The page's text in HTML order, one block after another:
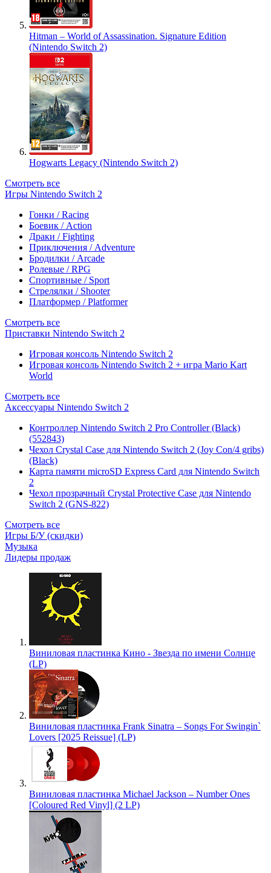
Hitman – World of Assassination. Signature Edition
(Nintendo Switch 2)
Hogwarts Legacy (Nintendo Switch 2)
Смотреть все
Игры Nintendo Switch 2
Гонки / Racing
Боевик / Action
Драки / Fighting
Приключения / Adventure
Бродилки / Arcade
Ролевые / RPG
Спортивные / Sport
Стрелялки / Shooter
Платформер / Platformer
Смотреть все
Приставки Nintendo Switch 2
Игровая консоль Nintendo Switch 2
Игровая консоль Nintendo Switch 2 + игра Mario Kart
World
Смотреть все
Аксессуары Nintendo Switch 2
Контроллер Nintendo Switch 2 Pro Controller (Black)
(552843)
Чехол Сrystal Сase для Nintendo Switch 2 (Joy Con/4 gribs)
(Black)
Карта памяти microSD Express Card для Nintendo Switch
2
Чехол прозрачный Crystal Protective Case для Nintendo
Switch 2 (GNS-822)
Смотреть все
Игры Б/У (скидки)
Музыка
Лидеры продаж
Виниловая пластинка Кино - Звезда по имени Солнце
(LP)
Виниловая пластинка Frank Sinatra – Songs For Swingin`
Lovers [2025 Reissue] (LP)
Виниловая пластинка Michael Jackson – Number Ones
[Coloured Red Vinyl] (2 LP)